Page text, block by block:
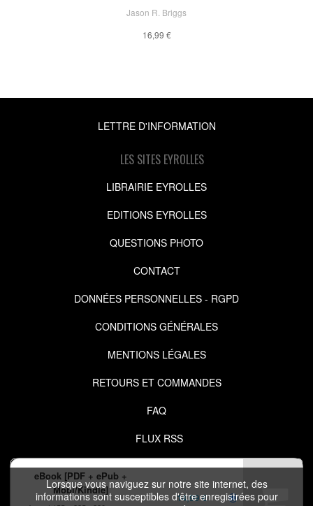
Lorsque vous naviguez sur notre site internet, des
informations sont susceptibles d'être enregistrées pour
eBook [PDF + ePub +
Mobi/Kindle]
14,99 €
Jason R. Briggs
16,99 €
LETTRE D'INFORMATION
LES SITES EYROLLES
LIBRAIRIE EYROLLES
EDITIONS EYROLLES
QUESTIONS PHOTO
CONTACT
DONNÉES PERSONNELLES - RGPD
CONDITIONS GÉNÉRALES
MENTIONS LÉGALES
RETOURS ET COMMANDES
FAQ
FLUX RSS